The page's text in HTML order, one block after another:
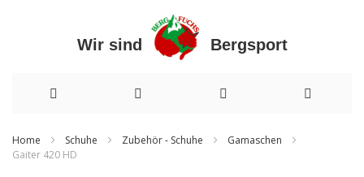
Wir sind Bergsport
zum
Home Schuhe Zubehör - Schuhe
Gamaschen
Gaiter 420 HD